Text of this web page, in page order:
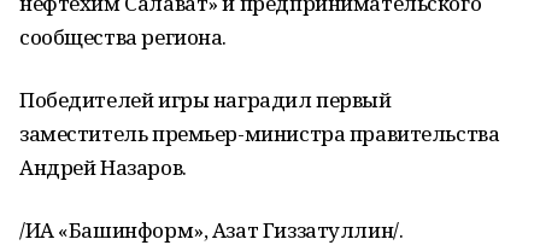
сообщества региона.
Победителей игры наградил первый
заместитель премьер-министра правительства
Андрей Назаров.
/ИА «Башинформ», Азат Гиззатуллин/.